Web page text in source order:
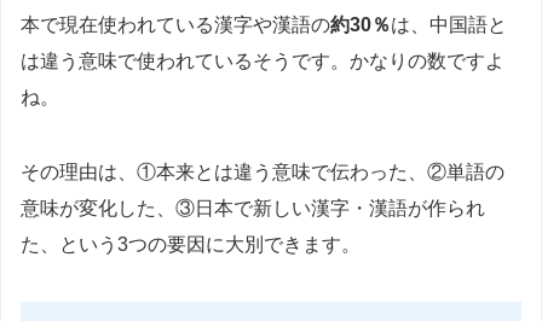
本で現在使われている漢字や漢語の約30％は、中国語と
は違う意味で使われているそうです。かなりの数ですよ
ね。
その理由は、①本来とは違う意味で伝わった、②単語の
意味が変化した、③日本で新しい漢字・漢語が作られ
た、という3つの要因に大別できます。